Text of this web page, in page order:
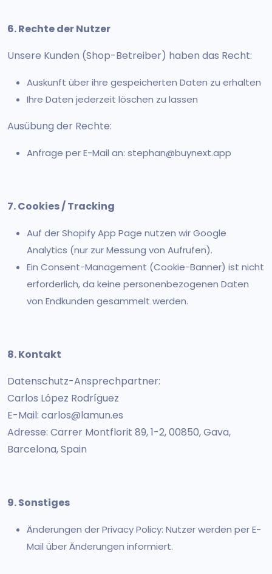
6. Rechte der Nutzer
Unsere Kunden (Shop-Betreiber) haben das Recht:
Auskunft über ihre gespeicherten Daten zu erhalten
Ihre Daten jederzeit löschen zu lassen
Ausübung der Rechte:
Anfrage per E-Mail an: stephan@buynext.app
7. Cookies / Tracking
Auf der Shopify App Page nutzen wir Google
Analytics (nur zur Messung von Aufrufen).
Ein Consent-Management (Cookie-Banner) ist nicht
erforderlich, da keine personenbezogenen Daten
von Endkunden gesammelt werden.
8. Kontakt
Datenschutz-Ansprechpartner:
Carlos López Rodríguez
E-Mail: carlos@lamun.es
Adresse: Carrer Montflorit 89, 1-2, 00850, Gava,
Barcelona, Spain
9. Sonstiges
Änderungen der Privacy Policy: Nutzer werden per E-
Mail über Änderungen informiert.